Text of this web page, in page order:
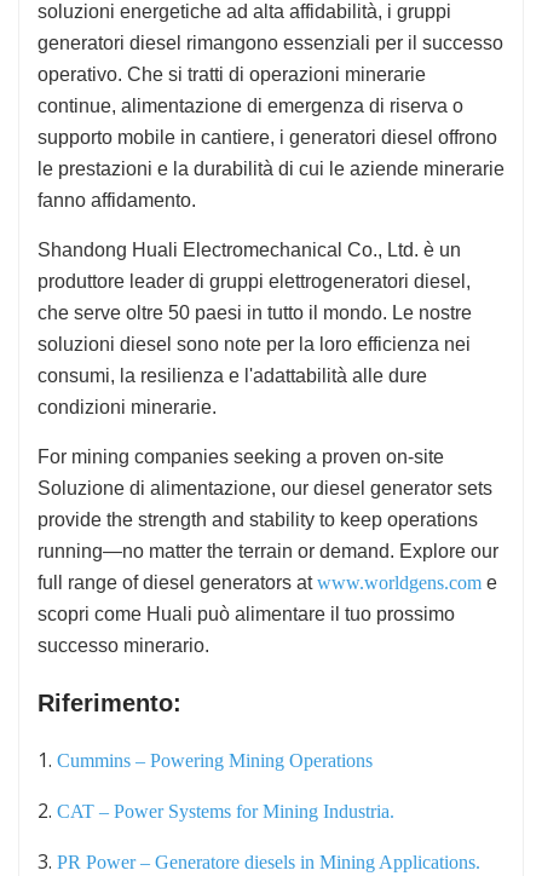
soluzioni energetiche ad alta affidabilità, i gruppi
generatori diesel rimangono essenziali per il successo
operativo. Che si tratti di operazioni minerarie
continue, alimentazione di emergenza di riserva o
supporto mobile in cantiere, i generatori diesel offrono
le prestazioni e la durabilità di cui le aziende minerarie
fanno affidamento.
Shandong Huali Electromechanical Co., Ltd. è un
produttore leader di gruppi elettrogeneratori diesel,
che serve oltre 50 paesi in tutto il mondo. Le nostre
soluzioni diesel sono note per la loro efficienza nei
consumi, la resilienza e l'adattabilità alle dure
condizioni minerarie.
For mining companies seeking a proven on-site
Soluzione di alimentazione, our diesel generator sets
provide the strength and stability to keep operations
running—no matter the terrain or demand. Explore our
full range of diesel generators atwww.worldgens.com e
scopri come Huali può alimentare il tuo prossimo
successo minerario.
Riferimento:
1. Cummins – Powering Mining Operations
2. CAT – Power Systems for Mining Industria.
3. PR Power – Generatore diesels in Mining Applications.